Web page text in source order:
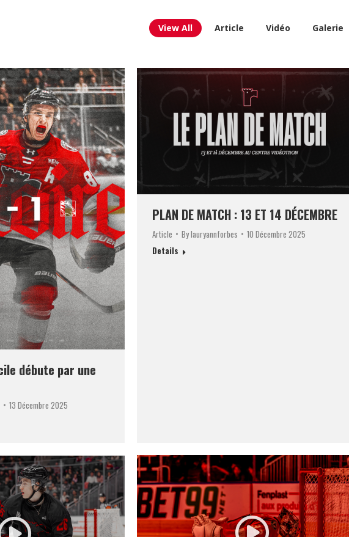
View All Article Vidéo Galerie
débute par une
13 Décembre 2025
PLAN DE MATCH : 13 ET 14 DÉCEMBRE
Article Bylauryannforbes
10 Décembre 2025
Details